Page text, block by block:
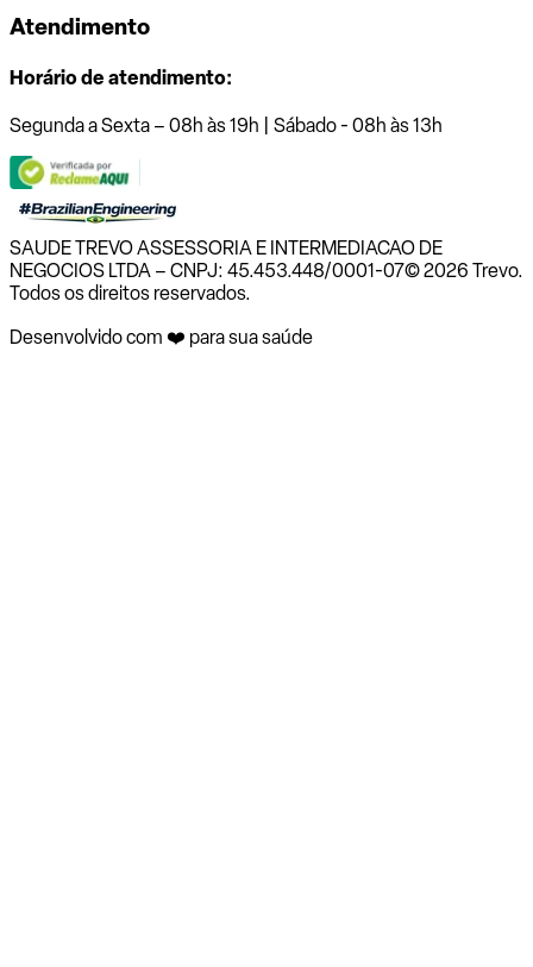
Atendimento
Horário de atendimento:
Segunda a Sexta – 08h às 19h | Sábado - 08h às 13h
SAUDE TREVO ASSESSORIA E INTERMEDIACAO DE
NEGOCIOS LTDA – CNPJ: 45.453.448/0001-07© 2026 Trevo.
Todos os direitos reservados.
Desenvolvido com ❤️ para sua saúde